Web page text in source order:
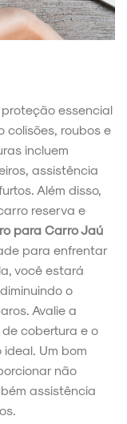
essencial
colisões, roubos e
incluem
assistência
Além disso,
reserva e
para Carro Jaú
para enfrentar
você estará
o
Avalie a
cobertura e o
Um bom
não
assistência